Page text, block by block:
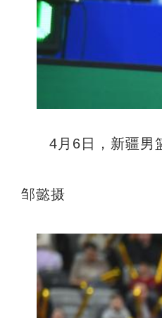
4月6日，新疆男
邹懿摄